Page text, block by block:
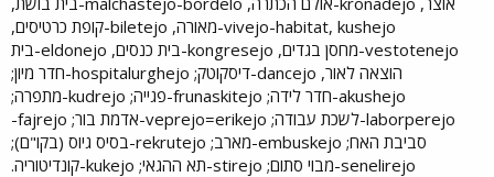
vivejo-habitat, kushejo-מאורה, biletejo-קופת כרטיסים,
vestotenejo-מחסן בגדים, kongresejo-בית כנסים, eldonejo-בית
הוצאה לאור, dancejo-דיסקוטק; hospitalurghejo-חדר מיון;
akushejo-חדר לידה; frunaskitejo-פגייה; kudrejo-מתפרה;
laborperejo-לשכת עבודה; veprejo=erikejo-אדמת בור; fajrejo-
סביבת האח; embuskejo-מארב; rekrutejo-בסיס גיוס (בקו"ם);
senelirejo-מבוי סתום; stirejo-תא ההגאי; kukejo-קונדיטוריה.​